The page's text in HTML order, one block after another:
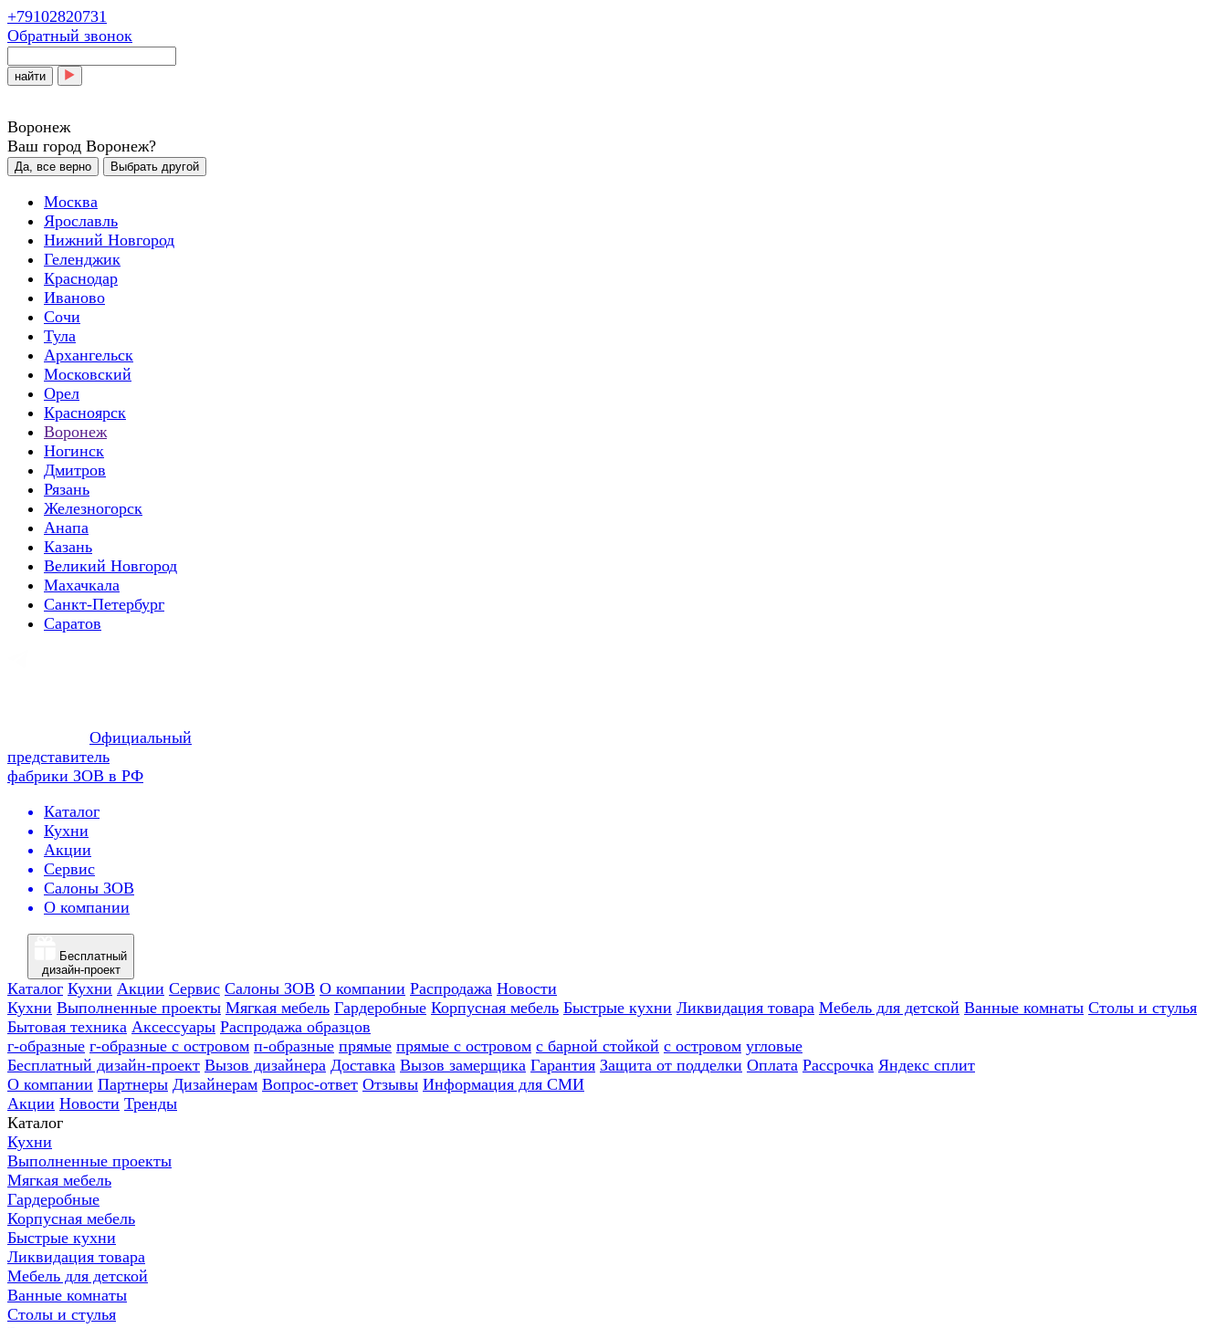
+79102820731
Обратный звонок
найти
Воронеж
Ваш город Воронеж?
Да, все верно Выбрать другой
Москва
Ярославль
Нижний Новгород
Геленджик
Краснодар
Иваново
Сочи
Тула
Архангельск
Московский
Орел
Красноярск
Воронеж
Ногинск
Дмитров
Рязань
Железногорск
Анапа
Казань
Великий Новгород
Махачкала
Санкт-Петербург
Саратов
Официальный
представитель
фабрики ЗОВ в РФ
Каталог
Кухни
Акции
Сервис
Салоны ЗОВ
О компании
Бесплатный
дизайн-проект
Каталог Кухни Акции Сервис Салоны ЗОВ О компании Распродажа Новости
Кухни Выполненные проекты Мягкая мебель Гардеробные Корпусная мебель Быстрые кухни Ликвидация товара Мебель для детской Ванные комнаты Столы и стулья
Бытовая техника Аксессуары Распродажа образцов
г-образные г-образные с островом п-образные прямые прямые с островом с барной стойкой с островом угловые
Бесплатный дизайн-проект Вызов дизайнера Доставка Вызов замерщика Гарантия Защита от подделки Оплата Рассрочка Яндекс сплит
О компании Партнеры Дизайнерам Вопрос-ответ Отзывы Информация для СМИ
Акции Новости Тренды
Каталог
Кухни
Выполненные проекты
Мягкая мебель
Гардеробные
Корпусная мебель
Быстрые кухни
Ликвидация товара
Мебель для детской
Ванные комнаты
Столы и стулья